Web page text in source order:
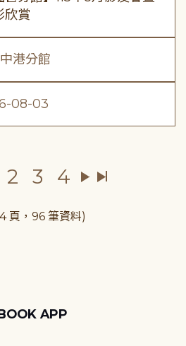
欣賞
港分館
08-03
2 3 4
頁，96 筆資料)
APP